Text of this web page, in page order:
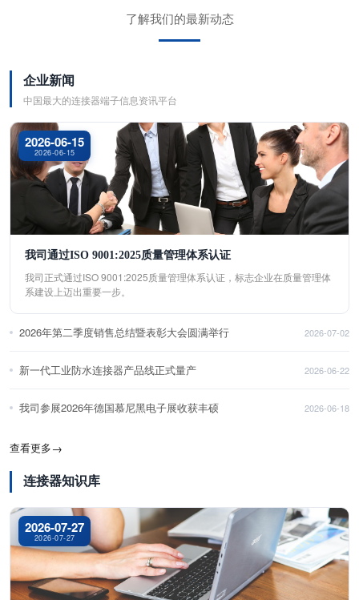
了解我们的最新动态
企业新闻
中国最大的连接器端子信息资讯平台
2026-06-15
2026-06-15
我司通过ISO 9001:2025质量管理体系认证
我司正式通过ISO 9001:2025质量管理体系认证，标志企业在质量管理体
系建设上迈出重要一步。
2026年第二季度销售总结暨表彰大会圆满举行 2026-07-02
新一代工业防水连接器产品线正式量产 2026-06-22
我司参展2026年德国慕尼黑电子展收获丰硕 2026-06-18
查看更多→
连接器知识库
2026-07-27
2026-07-27